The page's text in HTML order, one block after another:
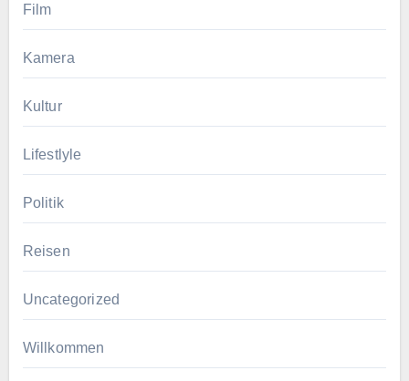
Film
Kamera
Kultur
Lifestlyle
Politik
Reisen
Uncategorized
Willkommen